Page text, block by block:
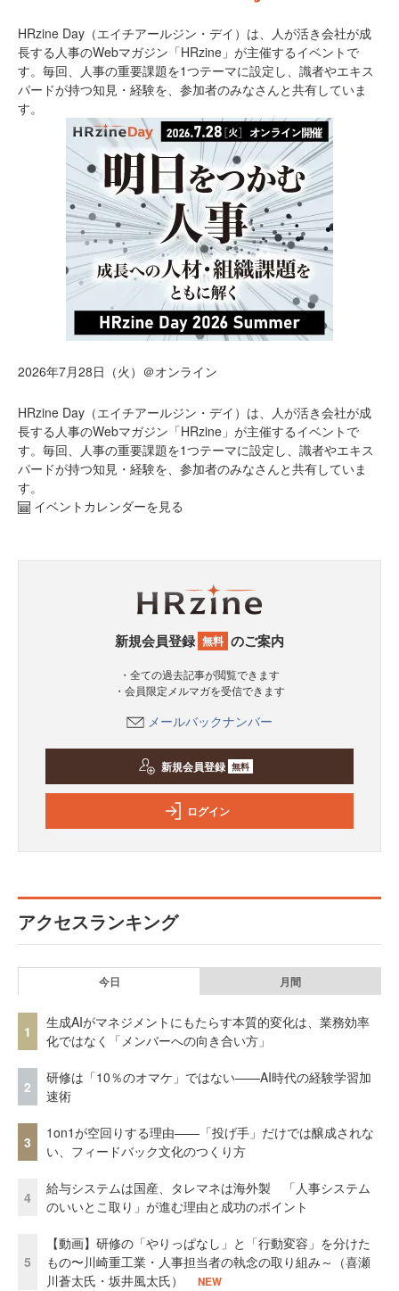
HRzine Day（エイチアールジン・デイ）は、人が活き会社が成
長する人事のWebマガジン「HRzine」が主催するイベントで
す。毎回、人事の重要課題を1つテーマに設定し、識者やエキス
パードが持つ知見・経験を、参加者のみなさんと共有していま
す。
2026年7月28日（火）＠オンライン
HRzine Day（エイチアールジン・デイ）は、人が活き会社が成
長する人事のWebマガジン「HRzine」が主催するイベントで
す。毎回、人事の重要課題を1つテーマに設定し、識者やエキス
パードが持つ知見・経験を、参加者のみなさんと共有していま
す。
イベントカレンダーを見る
新規会員登録 無料 のご案内
・全ての過去記事が閲覧できます
・会員限定メルマガを受信できます
メールバックナンバー
新規会員登録 無料
ログイン
アクセスランキング
今日 月間
1
生成AIがマネジメントにもたらす本質的変化は、業務効率
化ではなく「メンバーへの向き合い方」
2
研修は「10％のオマケ」ではない——AI時代の経験学習加
速術
3
1on1が空回りする理由——「投げ手」だけでは醸成されな
い、フィードバック文化のつくり方
4
給与システムは国産、タレマネは海外製 「人事システム
のいいとこ取り」が進む理由と成功のポイント
5
【動画】研修の「やりっぱなし」と「行動変容」を分けた
もの〜川崎重工業・人事担当者の執念の取り組み～（喜瀬
川蒼太氏・坂井風太氏）
NEW